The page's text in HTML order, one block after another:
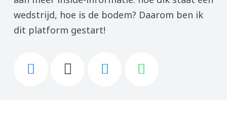
wedstrijd, hoe is de bodem? Daarom ben ik
dit platform gestart!